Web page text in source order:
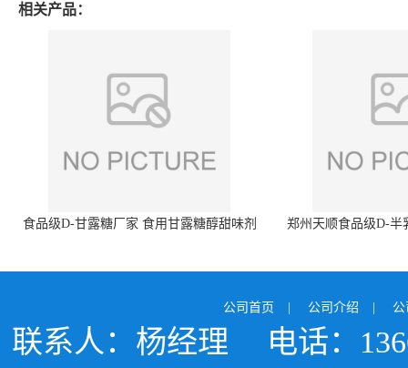
相关产品：
食品级D-甘露糖厂家 食用甘露糖醇甜味剂
郑州天顺食品级D-半
公司首页 | 公司介绍 |
联系人：杨经理 电话：